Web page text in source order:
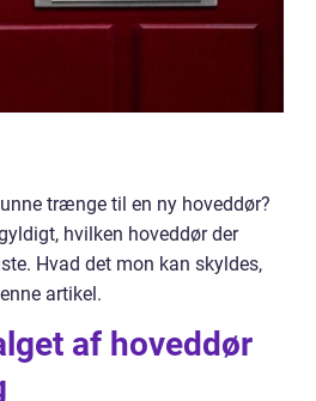
trænge til en ny hoveddør?
hvilken hoveddør der
Hvad det mon kan skyldes,
artikel.
af hoveddør